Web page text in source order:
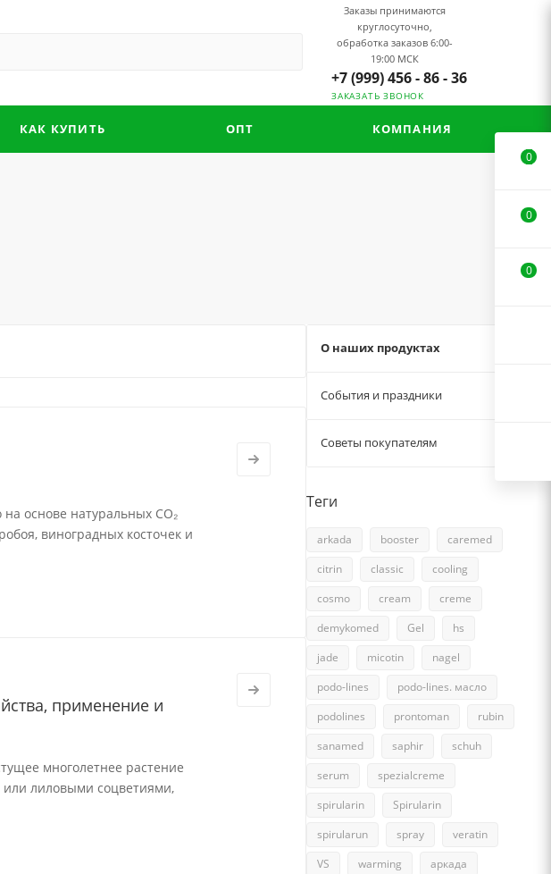
Заказы принимаются
круглосуточно,
обработка заказов 6:00-
19:00 МСК
+7 (999) 456 - 86 - 36
ЗАКАЗАТЬ ЗВОНОК
КАК КУПИТЬ ОПТ КОМПАНИЯ
основе натуральных СО₂
виноградных косточек и
применение и
многолетнее растение
лиловыми соцветиями,
О наших продуктах
События и праздники
Советы покупателям
Теги
arkada booster
caremed
citrin
classic
cooling
cosmo
cream
creme
demykomed
Gel
hs
jade
micotin
nagel
podo-lines
podo-lines. масло
podolines
prontoman
rubin
sanamed
saphir
schuh
serum
spezialcreme
spirularin
Spirularin
spirularun
spray
veratin
VS
warming
аркада
0
0
0